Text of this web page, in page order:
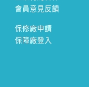
會員意見反饋
保修廠申請
保障廠登入